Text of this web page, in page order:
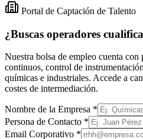
Portal de Captación de Talento
¿Buscas operadores
Nuestra bolsa de empleo cuenta
continuos, control de
químicas e industriales. Accede a
costes de intermediación.
Nombre de la Empresa *
Persona de Contacto *
Email Corporativo *